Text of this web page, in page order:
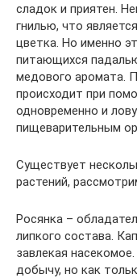
сладок и приятен.
гнилью, что
цветка. Но именно
питающихся
медового аромата.
происходит при
одновременно и
пищеварительным
Существует
растений,
Росянка –
липкого состава.
завлекая
добычу, но как